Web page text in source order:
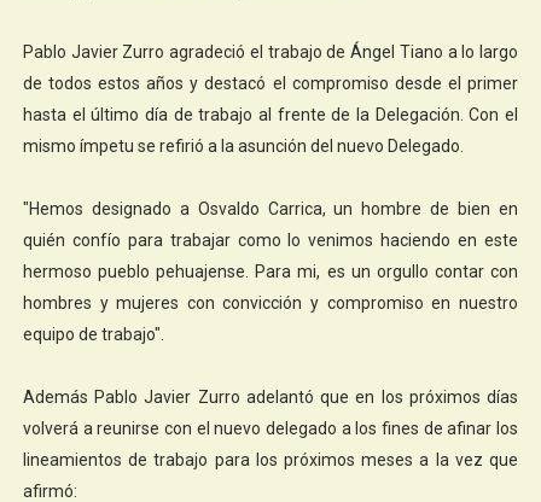
Pablo Javier Zurro agradeció el trabajo de Ángel Tiano a lo largo
de todos estos años y destacó el compromiso desde el primer
hasta el último día de trabajo al frente de la Delegación. Con el
mismo ímpetu se refirió a la asunción del nuevo Delegado.
"Hemos designado a Osvaldo Carrica, un hombre de bien en
quién confío para trabajar como lo venimos haciendo en este
hermoso pueblo pehuajense. Para mi, es un orgullo contar con
hombres y mujeres con convicción y compromiso en nuestro
equipo de trabajo".
Además Pablo Javier Zurro adelantó que en los próximos días
volverá a reunirse con el nuevo delegado a los fines de afinar los
lineamientos de trabajo para los próximos meses a la vez que
afirmó: